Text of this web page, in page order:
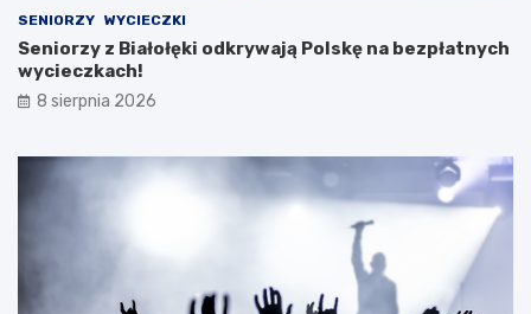
SENIORZY WYCIECZKI
Seniorzy z Białołęki odkrywają Polskę na bezpłatnych
wycieczkach!
8 sierpnia 2026